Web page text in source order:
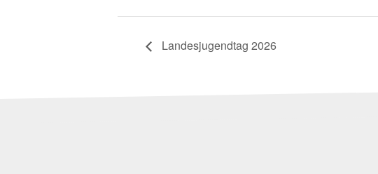
Landesjugendtag 2026